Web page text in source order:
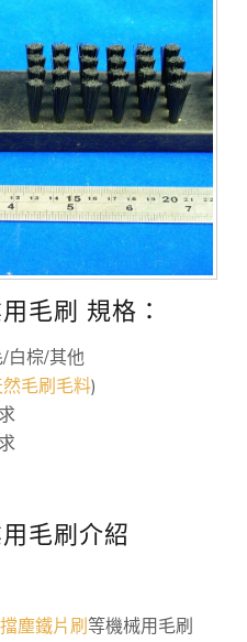
毛刷 規格：
白棕/其他
然毛刷毛料)
毛刷介紹
擋塵鐵片刷等機械用毛刷